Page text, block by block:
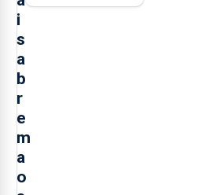
i
s
a
b
r
e
m
a
o